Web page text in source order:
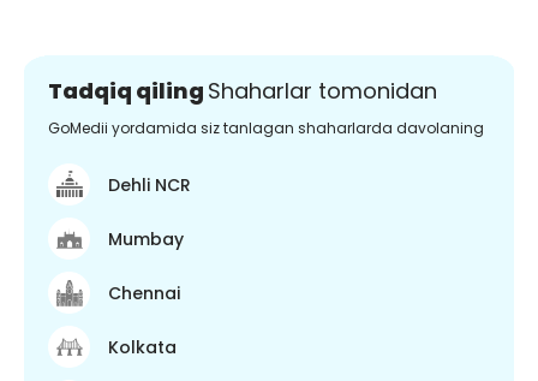
Tadqiq qiling Shaharlar tomonidan
GoMedii yordamida siz tanlagan shaharlarda davolaning
Dehli NCR
Mumbay
Chennai
Kolkata